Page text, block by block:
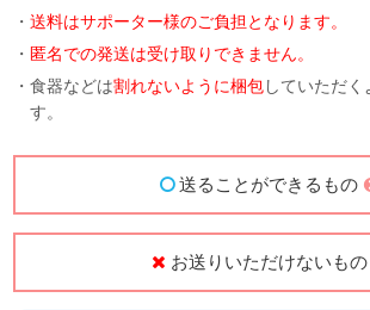
・送料はサポーター様のご負担となります。
・ 匿名での発送は受け取りできません。
・食器などは割れないように梱包していただく
す。
送ることができるもの
お送りいただけないもの